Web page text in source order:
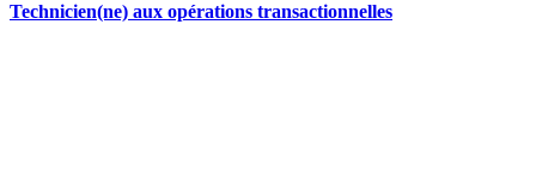
Technicien(ne) aux opérations transactionnelles